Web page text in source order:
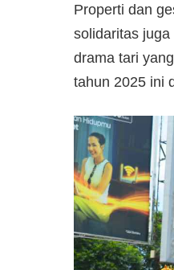
Properti dan
solidaritas
drama tari
tahun 2025 ini